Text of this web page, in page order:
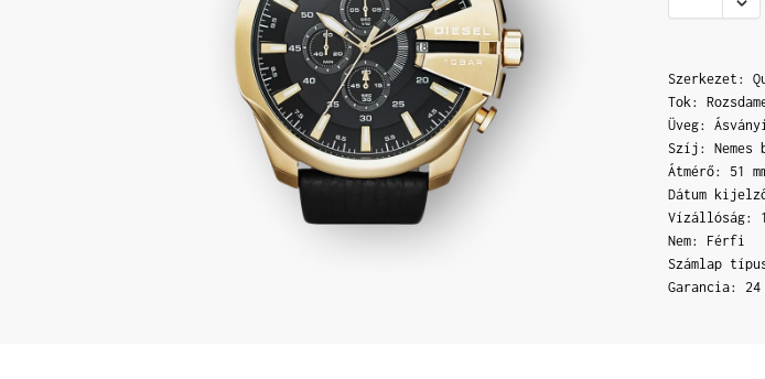
Szerkezet:
Tok:
Üveg: Ásványi
Szíj: Nemes
Átmérő: 51
Dátum
Vízállóság:
Nem: Férfi
Számlap
Garancia: 24